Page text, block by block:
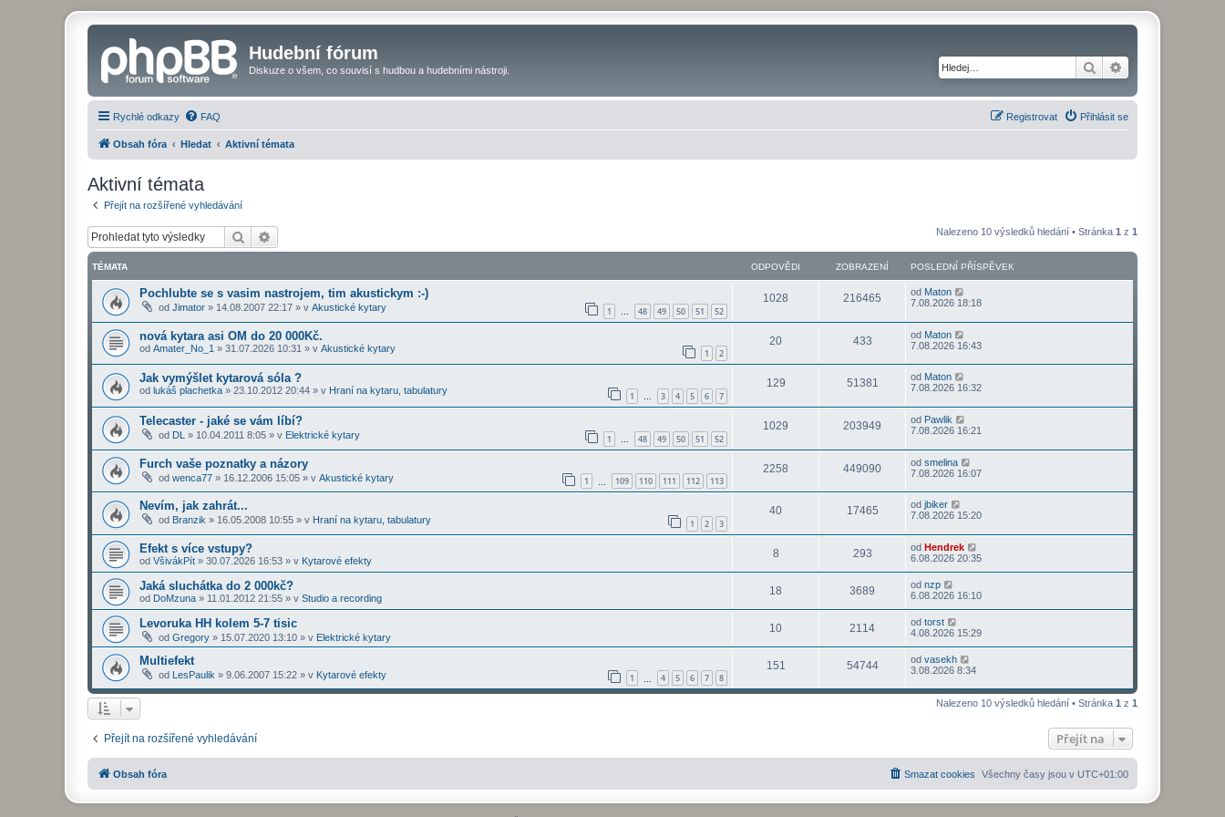
Hudební fórum
Diskuze o všem, co souvisí s hudbou a hudebními nástroji. Hledat
Rychlé odkazy FAQ Přihlásit se
Registrovat
Obsah fóra Hledat Aktivní témata
Aktivní témata
Přejít na rozšířené vyhledávání
Hledat Nalezeno 10 výsledků hledání • Stránka 1 z 1
TÉMATA ODPOVĚDI ZOBRAZENÍ POSLEDNÍ PŘÍSPĚVEK
Pochlubte se s vasim nastrojem, tim akustickym :-)
od Jimator » 14.08.2007 22:17 » v Akustické kytary 1 … 48 49 50 51 52
1028 216465 od Maton
7.08.2026 18:18
nová kytara asi OM do 20 000Kč.
od Amater_No_1 » 31.07.2026 10:31 » v Akustické kytary 1 2
20 433 od Maton
7.08.2026 16:43
Jak vymýšlet kytarová sóla ?
od lukáš plachetka » 23.10.2012 20:44 » v Hraní na kytaru, tabulatury 1 … 3 4 5 6 7
129 51381 od Maton
7.08.2026 16:32
Telecaster - jaké se vám líbí?
od DL » 10.04.2011 8:05 » v Elektrické kytary 1 … 48 49 50 51 52
1029 203949 od Pawlik
7.08.2026 16:21
Furch vaše poznatky a názory
od wenca77 » 16.12.2006 15:05 » v Akustické kytary 1 109 110 111 112 113
2258 449090 od smelina
7.08.2026 16:07
Nevím, jak zahrát...
od Branzik » 16.05.2008 10:55 » v Hraní na kytaru, tabulatury 1 2 3
40 17465 od jbiker
7.08.2026 15:20
Efekt s více vstupy?
od VšivákPít » 30.07.2026 16:53 » v Kytarové efekty
8 293 od Hendrek
6.08.2026 20:35
Jaká sluchátka do 2 000kč?
od DoMzuna » 11.01.2012 21:55 » v Studio a recording
18 3689 od nzp
6.08.2026 16:10
Levoruka HH kolem 5-7 tisic
od Gregory » 15.07.2020 13:10 » v Elektrické kytary
10 2114 od torst
4.08.2026 15:29
Multiefekt
od LesPaulik » 9.06.2007 15:22 » v Kytarové efekty 1 4 5 6 7 8
151 54744 od vasekh
3.08.2026 8:34
Nalezeno 10 výsledků hledání • Stránka 1 z 1
Přejít na rozšířené vyhledávání Přejít na
Obsah fóra Všechny časy jsou v UTC+01:00
Smazat cookies